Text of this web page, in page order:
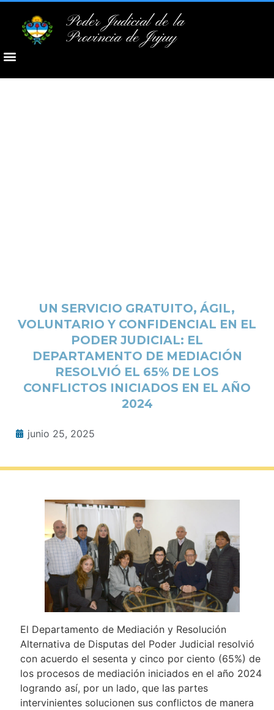
Poder Judicial de la
Provincia de Jujuy
UN SERVICIO GRATUITO, ÁGIL,
VOLUNTARIO Y CONFIDENCIAL EN EL
PODER JUDICIAL: EL
DEPARTAMENTO DE MEDIACIÓN
RESOLVIÓ EL 65% DE LOS
CONFLICTOS INICIADOS EN EL AÑO
2024
junio 25, 2025
El Departamento de Mediación y Resolución
Alternativa de Disputas del Poder Judicial resolvió
con acuerdo el sesenta y cinco por ciento (65%) de
los procesos de mediación iniciados en el año 2024
logrando así, por un lado, que las partes
intervinientes solucionen sus conflictos de manera